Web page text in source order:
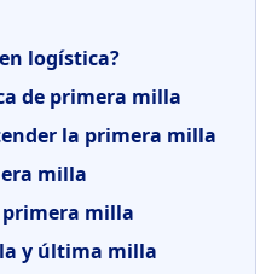
logística?
de primera milla
la primera milla
milla
milla
y última milla